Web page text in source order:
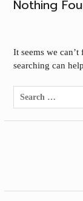
Nothing
It seems we
searching can
Search
for: